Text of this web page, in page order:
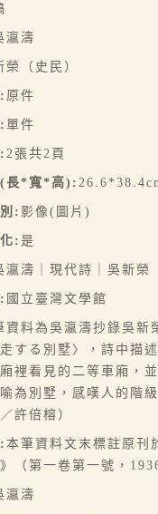
瀛濤
榮（史民）
原件
單件
2張共2頁
(長*寬*高):
: 影像(圖片)
:是
瀛濤｜現代詩｜吳新榮
國立臺灣文學館
資料為吳瀛濤抄錄吳新
する別墅〉，詩中描
裡看見的二等車廂，
為別墅，感嘆人的階
許倍榕）
本筆資料文末標註原刊
（第一卷第一號，
瀛濤